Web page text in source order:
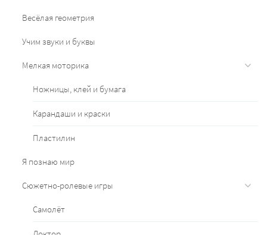
Весёлая геометрия
Учим звуки и буквы
Мелкая моторика
Ножницы, клей и бумага
Карандаши и краски
Пластилин
Я познаю мир
Сюжетно-ролевые игры
Самолёт